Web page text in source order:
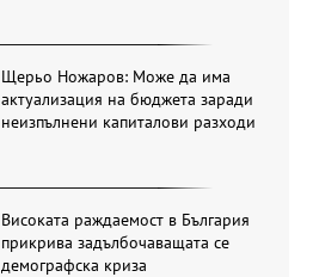
Щерьо Ножаров: Може да има
актуализация на бюджета заради
неизпълнени капиталови разходи
Високата раждаемост в България
прикрива задълбочаващата се
демографска криза